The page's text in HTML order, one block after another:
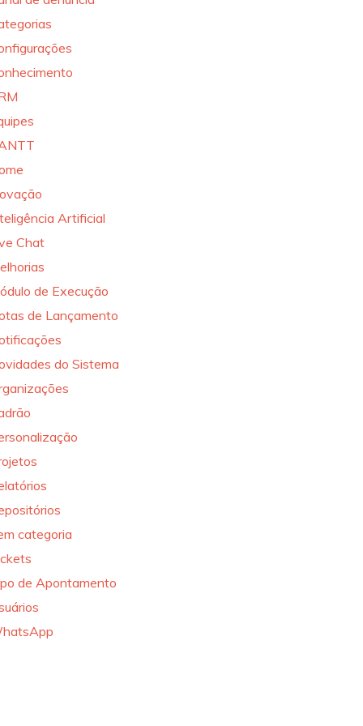
Artificial
Chat
de Execução
de Lançamento
do Sistema
categoria
de Apontamento